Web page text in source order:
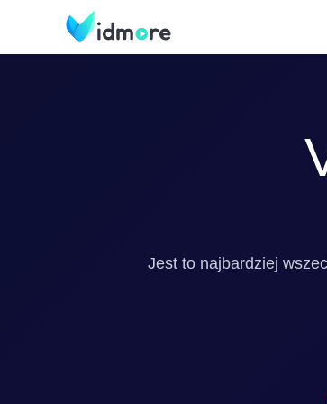
Jest to najbardziej